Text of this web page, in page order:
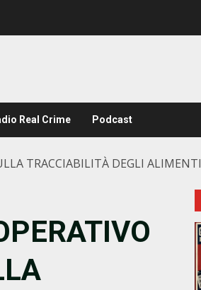
Real Crime Podcast
TRACCIABILITÀ DEGLI ALIMENTI